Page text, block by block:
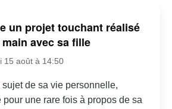
un projet touchant réalisé
avec sa fille
15 août à 14:50
sujet de sa vie personnelle,
pour une rare fois à propos de sa